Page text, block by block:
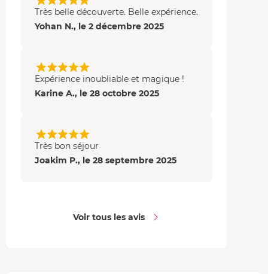
Très belle découverte. Belle expérience.
Yohan N., le 2 décembre 2025
Expérience inoubliable et magique !
Karine A., le 28 octobre 2025
Très bon séjour
Joakim P., le 28 septembre 2025
Voir tous les avis